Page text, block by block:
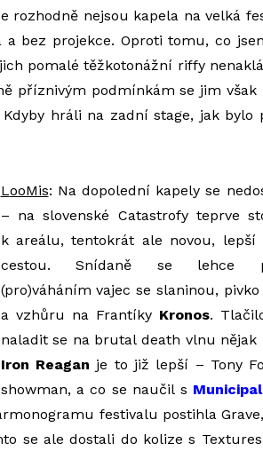
rozhodně nejsou kapela na velká
bez projekce. Oproti tomu, co
pomalé těžkotonážní riffy
příznivým podmínkám se jim však
hráli na zadní stage, jak bylo
LooMis: Na dopolední kapely se
– na slovenské Catastrofy teprve
k areálu, tentokrát ale novou, lepší
cestou. Snídaně se lehce
(pro)váháním vajec se slaninou,
a vzhůru na Frantíky Kronos.
naladit se na brutal death vlnu nějak
Iron Reagan je to již lepší – Tony
showman, a co se naučil s
festivalu postihla
se ale dostali do kolize s